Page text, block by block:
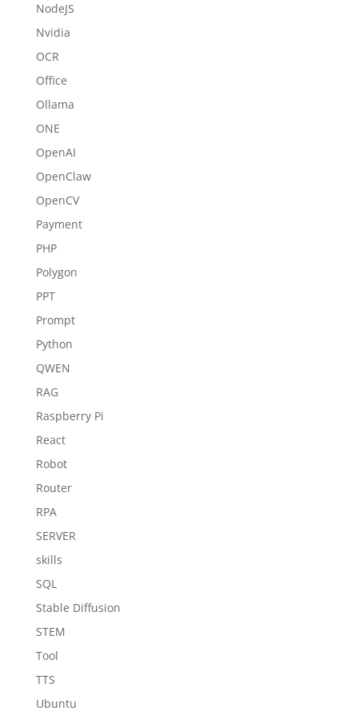
NodeJS
Nvidia
OCR
Office
Ollama
ONE
OpenAI
OpenClaw
OpenCV
Payment
PHP
Polygon
PPT
Prompt
Python
QWEN
RAG
Raspberry Pi
React
Robot
Router
RPA
SERVER
skills
SQL
Stable Diffusion
STEM
Tool
TTS
Ubuntu